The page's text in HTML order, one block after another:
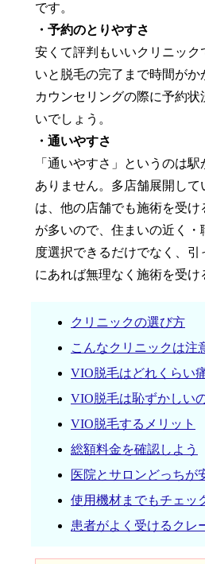
です。
・予約のとりやすさ
安くて評判もいいクリニック
いと脱毛の完了まで時間がか
カウンセリングの際に予約
いでしょう。
・通いやすさ
「通いやすさ」というのは
ありません。多店舗展開して
は、他の店舗でも施術を受け
が多いので、住まいの近く
度選択できるだけでなく、
にあれば無理なく施術を受け
クリニックの選び方
こんなクリニックは注
VIO脱毛はどれくらい
VIO脱毛は恥ずかしい
VIO脱毛するメリット
総額料金を確認しよう
医院とサロンどっちが
使用機材までもチェッ
患者がよく受けるクレ